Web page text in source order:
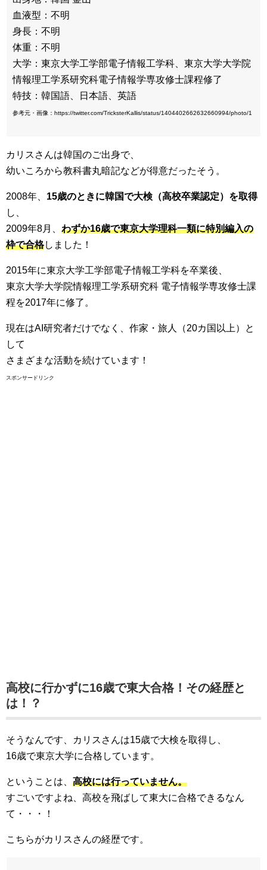
血液型：不明
身長：不明
体重：不明
大学：東京大学工学部電子情報工学科、東京大学大学院
情報理工学系研究科電子情報学専攻修士課程修了
特技：韓国語、日本語、英語
参考元・画像：https://twitter.com/TricksterKallis/status/1404402662632660994/photo/1
カリスさんは韓国のご出身で、
幼いころから教科書丸暗記などが得意だったそう。
2008年、 15歳のときに韓国で大検（高校卒業認定）を取得
し、
2009年8月、 わずか16歳で東京大学理科一類に特別編入の
枠で合格しました！
2015年に東京大学工学部電子情報工学科を卒業後、
東京大学大学院情報理工学系研究科 電子情報学専攻修士課
程を2017年に修了。
現在はAI研究者だけでなく、作家・旅人（20カ国以上）と
して
さまざまな活動を続けています！
スポンサードリンク
高校に行かずに16歳で東大合格！その経歴と
は！？
そうなんです、カリスさんは15歳で大検を取得し、
16歳で東京大学に合格しています。
ということは、 高校には行っていません。
すごいですよね、高校を飛ばして東大に合格できるなん
て・・・！
こちらがカリスさんの経歴です。